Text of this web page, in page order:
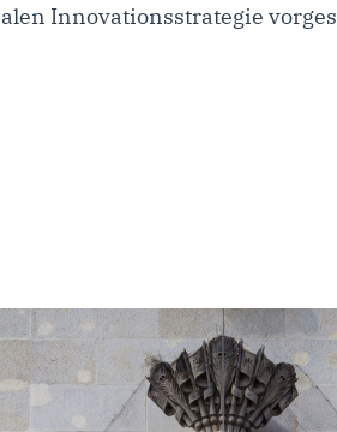
Innovationsstrategie